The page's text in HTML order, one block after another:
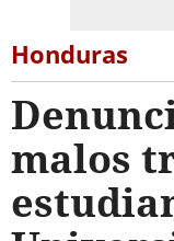
Honduras
malos